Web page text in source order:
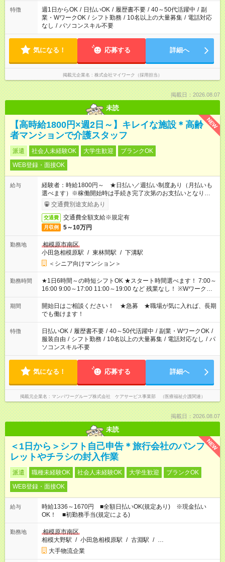
特徴 週1日からOK / 日払いOK / 履歴書不要 / 40～50代活躍中 / 副
業・WワークOK / シフト勤務 / 10名以上の大量募集 / 電話対応
なし / パソコンスキル不要
気になる！ 応募する 詳細へ
掲載元企業名 株式会社マイワーク（採用担当）
掲載日：2026.08.07
未読
NEW
【高時給1800円×週2日～】キレイな施設＊高齢
者マンションで介護スタッフ
派遣 社会人未経験OK 大学生歓迎
ブランクOK
WEB登録・面接OK
給与
経験者：時給1800円～ ★日払い／週払い制度あり（月払いも
選べます）※稼働開始時は手続き完了次第のお支払いとなりま
す。交通費別途支給あり
交通費 交通費全額支給※規定有
月収例 5～10万円
勤務地
相模原市南区
小田急相模原駅 / 東林間駅 / 下溝駅
＜シニア向けマンション＞
勤務時間
★1日6時間～の時短シフトOK ★スタート時間選べます！ 7:00～
16:00 9:00～17:00 11:00～19:00 など 残業なし！ ※Wワークの
場合、他のお仕事と合わせ週40時間超の就業はご案内できませ
ん ※法令に基づき、週20時間以上勤務は社会保険への加入対象
となります ※労働者派遣法（日雇い派遣の原則禁止）により、
短時間・短期間の就業はご案内が難しい場合があります
期間
開始日はご相談ください！ ★急募 ★職場が気に入れば、長期
でも働けます！
特徴 日払いOK / 履歴書不要 / 40～50代活躍中 / 副業・WワークOK /
服装自由 / シフト勤務 / 10名以上の大量募集 / 電話対応なし / パ
ソコンスキル不要
気になる！ 応募する 詳細へ
掲載元企業名 マンパワーグループ株式会社 ケアサービス事業部 （医療福祉介護関連）
掲載日：2026.08.07
未読
NEW
＜1日から＞シフト自己申告＊旅行会社のパンフ
レットやチラシの封入作業
派遣 職種未経験OK 社会人未経験OK 大学生歓迎
ブランクOK
WEB登録・面接OK
給与
時給1336～1670円 ■全額日払いOK(規定あり) ※現金払い
OK！ ■初勤務手当(規定による)
勤務地
相模原市南区
相模大野駅 / 小田急相模原駅 / 古淵駅 / …
大手物流企業